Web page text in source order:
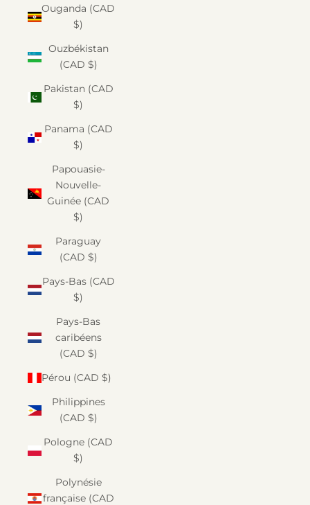
Ouganda (CAD
$)
Ouzbékistan
(CAD $)
Pakistan (CAD
$)
Panama (CAD
$)
Papouasie-
Nouvelle-
Guinée (CAD
$)
Paraguay
(CAD $)
Pays-Bas (CAD
$)
Pays-Bas
caribéens
(CAD $)
Pérou (CAD $)
Philippines
(CAD $)
Pologne (CAD
$)
Polynésie
française (CAD